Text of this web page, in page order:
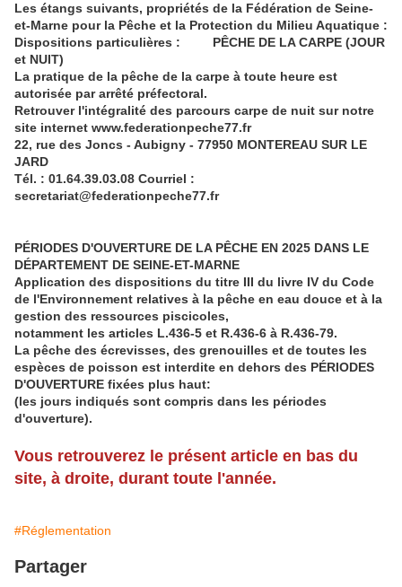
Les étangs suivants, propriétés de la Fédération de Seine-
et-Marne pour la Pêche et la Protection du Milieu Aquatique :
Dispositions particulières : PÊCHE DE LA CARPE (JOUR
et NUIT)
La pratique de la pêche de la carpe à toute heure est
autorisée par arrêté préfectoral.
Retrouver l'intégralité des parcours carpe de nuit sur notre
site internet www.federationpeche77.fr
22, rue des Joncs - Aubigny - 77950 MONTEREAU SUR LE
JARD
Tél. : 01.64.39.03.08 Courriel :
secretariat@federationpeche77.fr
PÉRIODES D'OUVERTURE DE LA PÊCHE EN 2025 DANS LE
DÉPARTEMENT DE SEINE-ET-MARNE
Application des dispositions du titre III du livre IV du Code
de l'Environnement relatives à la pêche en eau douce et à la
gestion des ressources piscicoles,
notamment les articles L.436-5 et R.436-6 à R.436-79.
La pêche des écrevisses, des grenouilles et de toutes les
espèces de poisson est interdite en dehors des PÉRIODES
D'OUVERTURE fixées plus haut:
(les jours indiqués sont compris dans les périodes
d'ouverture).
Vous retrouverez le présent article en bas du
site, à droite, durant toute l'année.
#Réglementation
Partager